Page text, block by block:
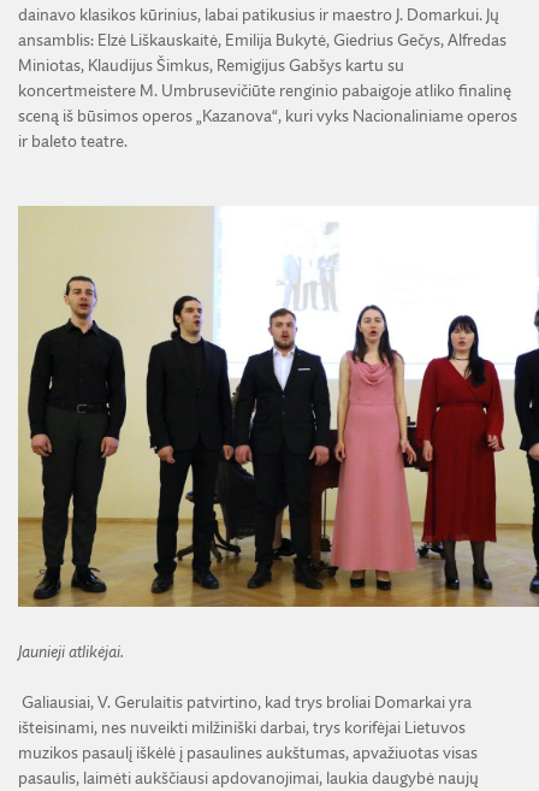
dainavo klasikos kūrinius, labai patikusius ir maestro J. Domarkui. Jų
ansamblis: Elzė Liškauskaitė, Emilija Bukytė, Giedrius Gečys, Alfredas
Miniotas, Klaudijus Šimkus, Remigijus Gabšys kartu su
koncertmeistere M. Umbrusevičiūte renginio pabaigoje atliko finalinę
sceną iš būsimos operos „Kazanova“, kuri vyks Nacionaliniame operos
ir baleto teatre.
Jaunieji atlikėjai.
Galiausiai, V. Gerulaitis patvirtino, kad trys broliai Domarkai yra
išteisinami, nes nuveikti milžiniški darbai, trys korifėjai Lietuvos
muzikos pasaulį iškėlė į pasaulines aukštumas, apvažiuotas visas
pasaulis, laimėti aukščiausi apdovanojimai, laukia daugybė naujų